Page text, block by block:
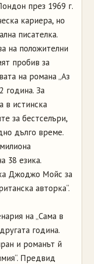
през 1969 г.
кариера, но
писателка.
на положителни
пробив за
на романа „Аз
година. За
в истинска
за бестселъри,
дълго време.
38 езика.
Джоджо Мойс за
авторка“.
на „Сама в
година.
и романът й
Предвид